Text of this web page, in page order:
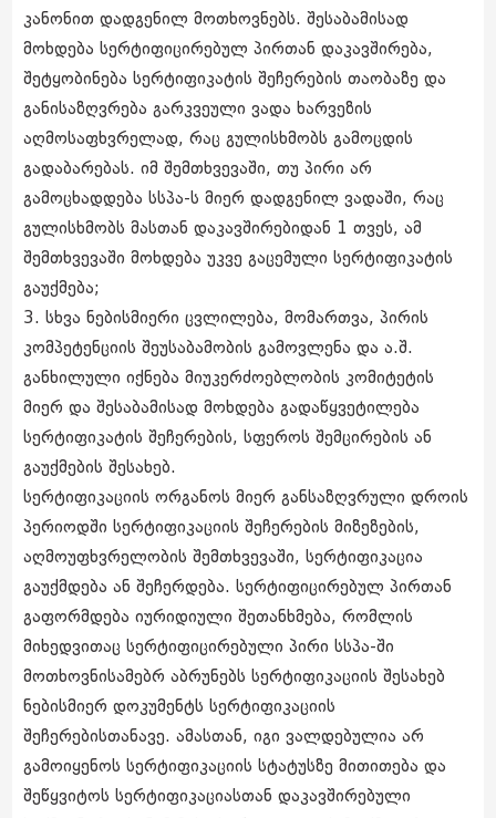
კანონით დადგენილ მოთხოვნებს. შესაბამისად
მოხდება სერტიფიცირებულ პირთან დაკავშირება,
შეტყობინება სერტიფიკატის შეჩერების თაობაზე და
განისაზღვრება გარკვეული ვადა ხარვეზის
აღმოსაფხვრელად, რაც გულისხმობს გამოცდის
გადაბარებას. იმ შემთხვევაში, თუ პირი არ
გამოცხადდება სსპა-ს მიერ დადგენილ ვადაში, რაც
გულისხმობს მასთან დაკავშირებიდან 1 თვეს, ამ
შემთხვევაში მოხდება უკვე გაცემული სერტიფიკატის
გაუქმება;
3. სხვა ნებისმიერი ცვლილება, მომართვა, პირის
კომპეტენციის შეუსაბამობის გამოვლენა და ა.შ.
განხილული იქნება მიუკერძოებლობის კომიტეტის
მიერ და შესაბამისად მოხდება გადაწყვეტილება
სერტიფიკატის შეჩერების, სფეროს შემცირების ან
გაუქმების შესახებ.
სერტიფიკაციის ორგანოს მიერ განსაზღვრული დროის
პერიოდში სერტიფიკაციის შეჩერების მიზეზების,
აღმოუფხვრელობის შემთხვევაში, სერტიფიკაცია
გაუქმდება ან შეჩერდება. სერტიფიცირებულ პირთან
გაფორმდება იურიდიული შეთანხმება, რომლის
მიხედვითაც სერტიფიცირებული პირი სსპა-ში
მოთხოვნისამებრ აბრუნებს სერტიფიკაციის შესახებ
ნებისმიერ დოკუმენტს სერტიფიკაციის
შეჩერებისთანავე. ამასთან, იგი ვალდებულია არ
გამოიყენოს სერტიფიკაციის სტატუსზე მითითება და
შეწყვიტოს სერტიფიკაციასთან დაკავშირებული